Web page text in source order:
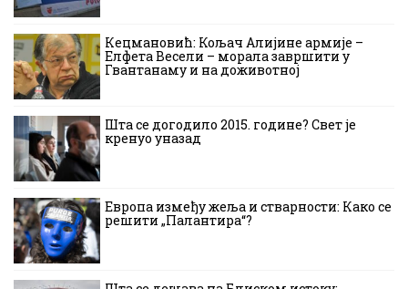
Кецмановић: Кољач Алијине армије –
Елфета Весели – морала завршити у
Гвантанаму и на доживотној
Шта се догодило 2015. године? Свет је
кренуо уназад
Европа између жеља и стварности: Како се
решити „Палантира“?